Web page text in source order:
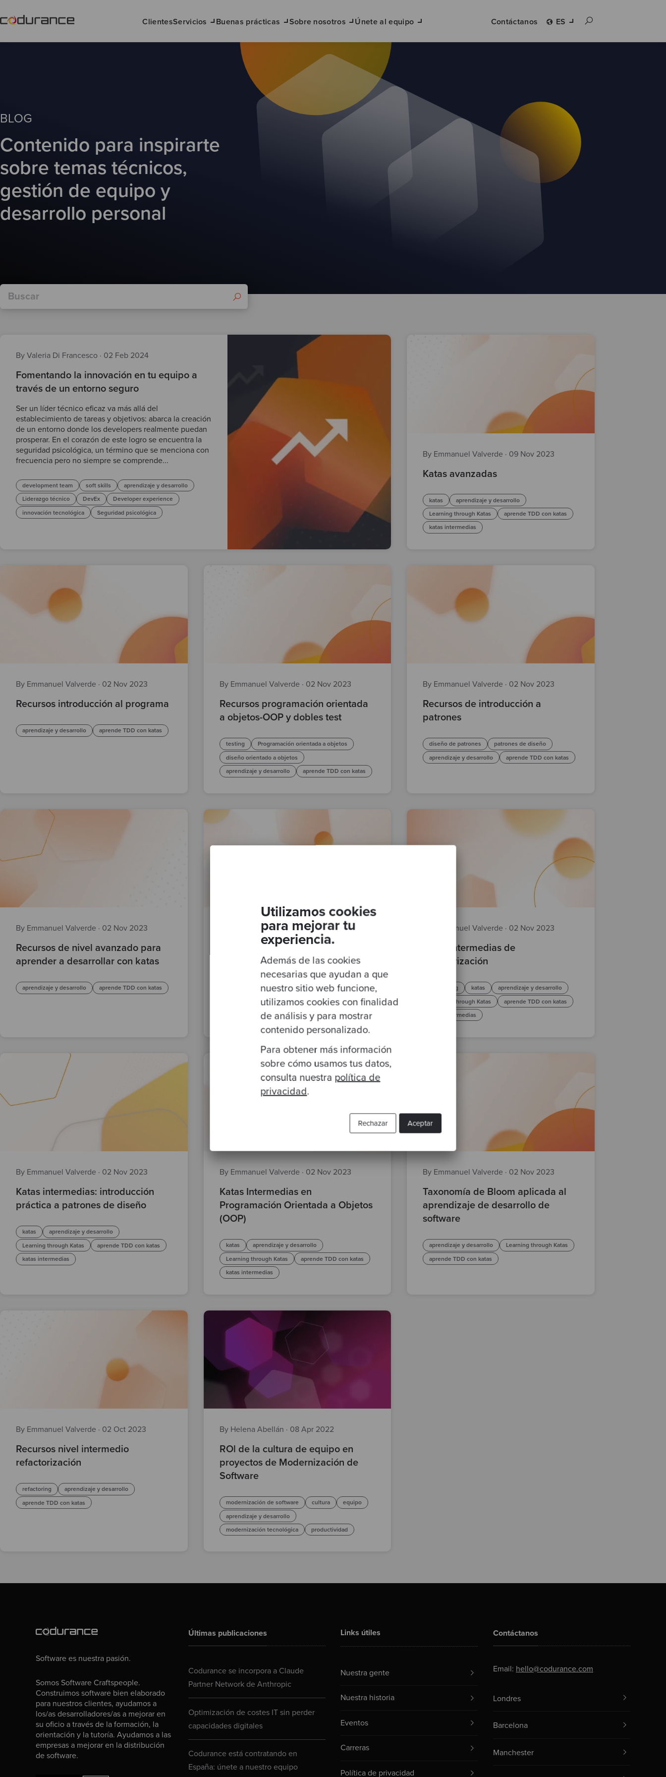
Utilizamos cookies
para mejorar tu
experiencia.
Además de las cookies
necesarias que ayudan a que
nuestro sitio web funcione,
utilizamos cookies con finalidad
de análisis y para mostrar
contenido personalizado.
Para obtener más información
sobre cómo usamos tus datos,
consulta nuestra política de
privacidad.
Aceptar
Rechazar
ClientesServicios Buenas prácticas Sobre nosotros Únete al equipo Contáctanos ES
BLOG
Contenido para inspirarte
sobre temas técnicos,
gestión de equipo y
desarrollo personal
By Valeria Di Francesco · 02 Feb 2024
Fomentando la innovación en tu equipo a
través de un entorno seguro
Ser un líder técnico eficaz va más allá del
establecimiento de tareas y objetivos: abarca la creación
de un entorno donde los developers realmente puedan
prosperar. En el corazón de este logro se encuentra la
seguridad psicológica, un término que se menciona con
frecuencia pero no siempre se comprende...
development team soft skills
aprendizaje y desarrollo
Liderazgo técnico
DevEx
Developer experience
innovación tecnológica
Seguridad psicológica
By Emmanuel Valverde · 09 Nov 2023
Katas avanzadas
katas
aprendizaje y desarrollo
Learning through Katas
aprende TDD con katas
katas intermedias
By Emmanuel Valverde · 02 Nov 2023
Recursos introducción al programa
aprendizaje y desarrollo aprende TDD con katas
By Emmanuel Valverde · 02 Nov 2023
Recursos programación orientada
a objetos-OOP y dobles test
testing
Programación orientada a objetos
diseño orientado a objetos
aprendizaje y desarrollo
aprende TDD con katas
By Emmanuel Valverde · 02 Nov 2023
Recursos de introducción a
patrones
diseño de patrones
patrones de diseño
aprendizaje y desarrollo
aprende TDD con katas
By Emmanuel Valverde · 02 Nov 2023
Recursos de nivel avanzado para
aprender a desarrollar con katas
aprendizaje y desarrollo aprende TDD con katas
By Emmanuel Valverde· 02 Nov 2023
Katas de introducción
aprendizaje y desarrollo
Agile Software Development
Learning through Katas
XP
aprende TDD con katas
By Emmanuel Valverde · 02 Nov 2023
Katas intermedias de
refactorización
refactoring katas
aprendizaje y desarrollo
Learning through Katas
aprende TDD con katas
katas intermedias
By Emmanuel Valverde · 02 Nov 2023
Katas intermedias: introducción
práctica a patrones de diseño
katas
aprendizaje y desarrollo
Learning through Katas
aprende TDD con katas
katas intermedias
By Emmanuel Valverde · 02 Nov 2023
Katas Intermedias en
Programación Orientada a Objetos
(OOP)
katas
aprendizaje y desarrollo
Learning through Katas
aprende TDD con katas
katas intermedias
By Emmanuel Valverde · 02 Nov 2023
Taxonomía de Bloom aplicada al
aprendizaje de desarrollo de
software
aprendizaje y desarrollo
Learning through Katas
aprende TDD con katas
By Emmanuel Valverde · 02 Oct 2023
Recursos nivel intermedio
refactorización
refactoring
aprendizaje y desarrollo
aprende TDD con katas
By Helena Abellán · 08 Apr 2022
ROl de la cultura de equipo en
proyectos de Modernización de
Software
modernización de software cultura
equipo
aprendizaje y desarrollo
modernización tecnológica
productividad
Software es nuestra pasión.
Somos Software Craftspeople.
Construimos software bien elaborado
para nuestros clientes, ayudamos a
los/as desarrolladores/as a mejorar en
su oficio a través de la formación, la
orientación y la tutoría. Ayudamos a las
empresas a mejorar en la distribución
de software.
Últimas publicaciones
Codurance se incorpora a Claude
Partner Network de Anthropic
Optimización de costes IT sin perder
capacidades digitales
Codurance está contratando en
España: únete a nuestro equipo
Links útiles
Nuestra gente
Nuestra historia
Eventos
Carreras
Política de privacidad
Contáctanos
Email: hello@codurance.com
Londres
Barcelona
Manchester